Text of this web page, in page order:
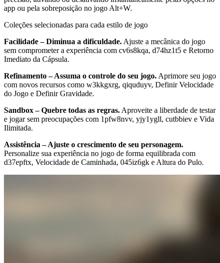
app ou pela sobreposição no jogo Alt+W.
Coleções selecionadas para cada estilo de jogo
Facilidade – Diminua a dificuldade. Ajuste a mecânica do jogo
sem comprometer a experiência com cv6s8kqa, d74hz1t5 e Retorno
Imediato da Cápsula.
Refinamento – Assuma o controle do seu jogo. Aprimore seu jogo
com novos recursos como w3kkgxrg, qiquduyv, Definir Velocidade
do Jogo e Definir Gravidade.
Sandbox – Quebre todas as regras. Aproveite a liberdade de testar
e jogar sem preocupações com 1pfw8nvv, yjy1ygll, cutbbiev e Vida
Ilimitada.
Assistência – Ajuste o crescimento de seu personagem.
Personalize sua experiência no jogo de forma equilibrada com
d37epftx, Velocidade de Caminhada, 045iz6gk e Altura do Pulo.